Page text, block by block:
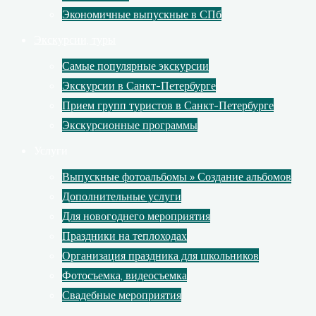
Экономичные выпускные в СПб
Самые популярные экскурсии
Экскурсии в Санкт-Петербурге
Прием групп туристов в Санкт-Петербурге
Экскурсионные программы
Выпускные фотоальбомы » Создание альбомов
Дополнительные услуги
Для новогоднего мероприятия
Праздники на теплоходах
Организация праздника для школьников
Фотосъемка, видеосъемка
Свадебные мероприятия